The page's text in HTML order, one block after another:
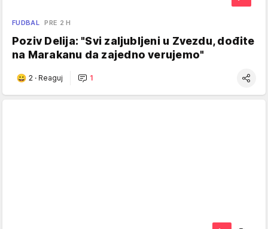
FUDBAL PRE 2 H
Poziv Delija: "Svi zaljubljeni u Zvezdu, dođite
na Marakanu da zajedno verujemo"
2 · Reaguj 1